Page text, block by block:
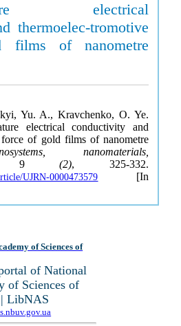
electrical
thermoelec-tromotive
films of nanometre
Yu. A., Kravchenko, O. Ye.
electrical conductivity and
force of gold films of nanometre
nanomaterials,
9(2), 325-332.
UJRN-0000473579 [In
of Sciences of
of National
of Sciences of
LibNAS